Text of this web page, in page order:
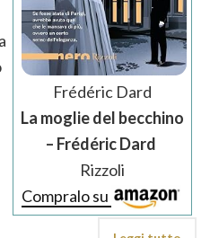
Frédéric Dard
La moglie del becchino
– Frédéric Dard
Rizzoli
Compralo su